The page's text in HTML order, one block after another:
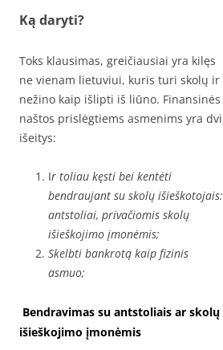
Ką daryti?
Toks klausimas, greičiausiai yra kilęs
ne vienam lietuviui, kuris turi skolų ir
nežino kaip išlipti iš liūno. Finansinės
naštos prislėgtiems asmenims yra dvi
išeitys:
Ir toliau kęsti bei kentėti
bendraujant su skolų išieškotojais:
antstoliai, privačiomis skolų
išieškojimo įmonėmis;
Skelbti bankrotą kaip fizinis
asmuo;
Bendravimas su antstoliais ar skolų
išieškojimo įmonėmis